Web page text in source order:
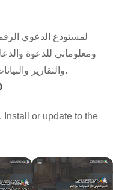
لمستودع الدعوي
ومعلوماتي للدعوة
والتقارير والبيانات الخادمة للعاملين في الدعوة إلى الله.
Install or update to the